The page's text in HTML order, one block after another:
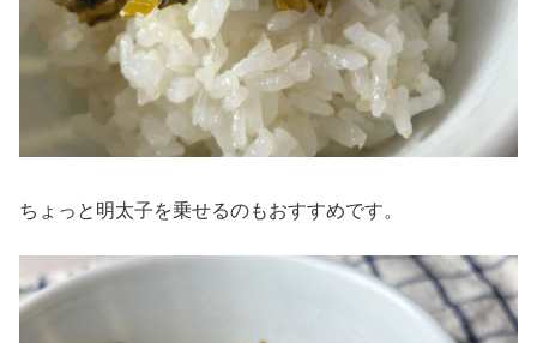
ちょっと明太子を乗せるのもおすすめです。